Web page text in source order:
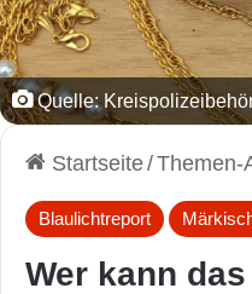
Quelle:
Startseite/Themen-
Blaulichtreport
Wer kann